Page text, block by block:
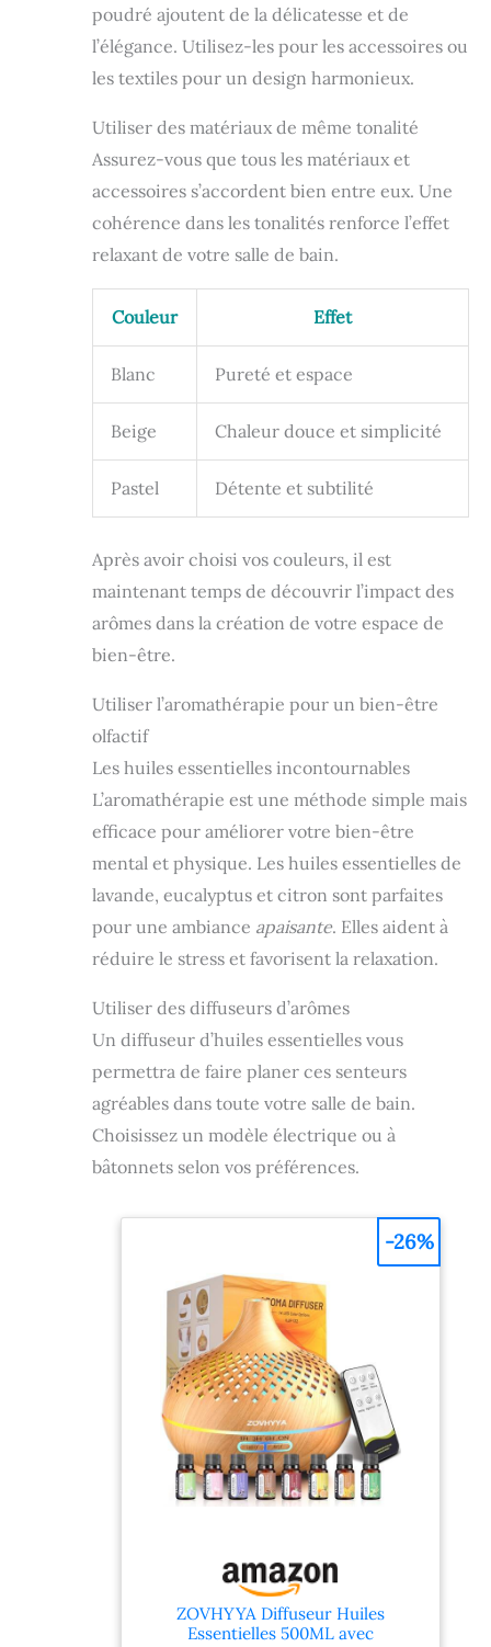
poudré ajoutent de la délicatesse et de
l’élégance. Utilisez-les pour les accessoires ou
les textiles pour un design harmonieux.
Utiliser des matériaux de même tonalité
Assurez-vous que tous les matériaux et
accessoires s’accordent bien entre eux. Une
cohérence dans les tonalités renforce l’effet
relaxant de votre salle de bain.
Couleur Effet
Blanc Pureté et espace
Beige Chaleur douce et simplicité
Pastel Détente et subtilité
Après avoir choisi vos couleurs, il est
maintenant temps de découvrir l’impact des
arômes dans la création de votre espace de
bien-être.
Utiliser l’aromathérapie pour un bien-être
olfactif
Les huiles essentielles incontournables
L’aromathérapie est une méthode simple mais
efficace pour améliorer votre bien-être
mental et physique. Les huiles essentielles de
lavande, eucalyptus et citron sont parfaites
pour une ambiance apaisante. Elles aident à
réduire le stress et favorisent la relaxation.
Utiliser des diffuseurs d’arômes
Un diffuseur d’huiles essentielles vous
permettra de faire planer ces senteurs
agréables dans toute votre salle de bain.
Choisissez un modèle électrique ou à
bâtonnets selon vos préférences.
ZOVHYYA Diffuseur Huiles
Essentielles 500ML avec
-26%